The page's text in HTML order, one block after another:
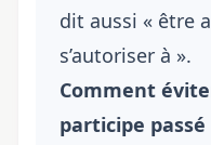
dit aussi « être
s’autoriser à ».
Comment
participe